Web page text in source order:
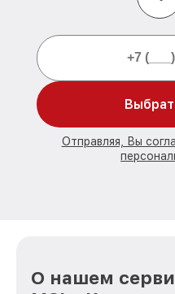
Отправляя, Вы
О нашем